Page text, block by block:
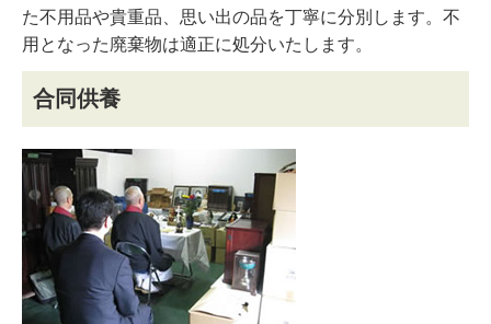
た不用品や貴重品、思い出の品を丁寧に分別します。不
用となった廃棄物は適正に処分いたします。
合同供養